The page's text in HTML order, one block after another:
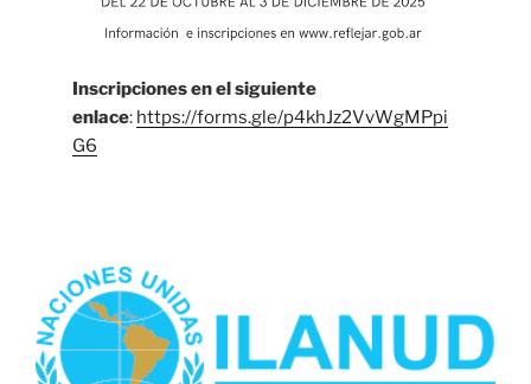
Inscripciones en el siguiente
enlace: https://forms.gle/p4khJz2VvWgMPpi
G6